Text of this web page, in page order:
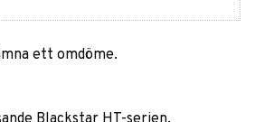
ett omdöme.